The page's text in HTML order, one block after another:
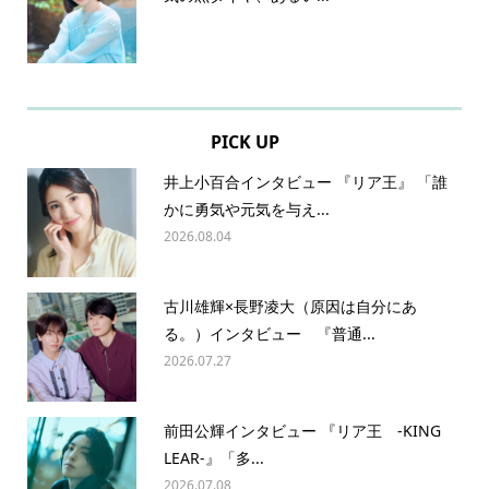
PICK UP
井上小百合インタビュー 『リア王』 「誰
かに勇気や元気を与え...
2026.08.04
古川雄輝×長野凌大（原因は自分にあ
る。）インタビュー 『普通...
2026.07.27
前田公輝インタビュー 『リア王 -KING
LEAR-』「多...